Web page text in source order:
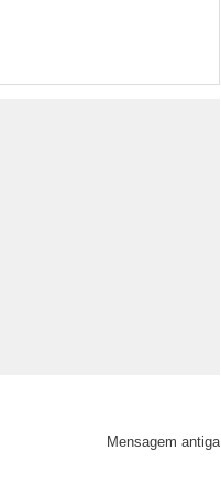
Mensagem antiga